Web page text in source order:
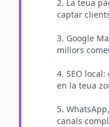
2. La teua
captar
3. Google
millors
4. SEO
en la teua
5.
canals